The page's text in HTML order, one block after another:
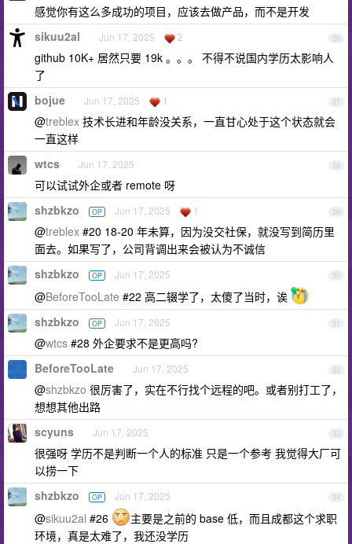
感觉你有这么多成功的项目，应该去做产品，而不是开发
26
sikuu2al Jun 17, 2025 2
github 10K+ 居然只要 19k 。。。 不得不说国内学历太影响人
了
27
bojue Jun 17, 2025 1
@treblex 技术长进和年龄没关系，一直甘心处于这个状态就会
一直这样
28
wtcs Jun 17, 2025
可以试试外企或者 remote 呀
29
shzbkzo OP Jun 17, 2025 1
@treblex #20 18-20 年未算，因为没交社保，就没写到简历里
面去。如果写了，公司背调出来会被认为不诚信
30
shzbkzo OP Jun 17, 2025
@BeforeTooLate #22 高二辍学了，太傻了当时，诶
31
shzbkzo OP Jun 17, 2025
@wtcs #28 外企要求不是更高吗?
32
BeforeTooLate Jun 17, 2025
@shzbkzo 很厉害了，实在不行找个远程的吧。或者别打工了，
想想其他出路
33
scyuns Jun 17, 2025
很强呀 学历不是判断一个人的标准 只是一个参考 我觉得大厂可
以捞一下
34
shzbkzo OP Jun 17, 2025
@sikuu2al #26
主要是之前的 base 低，而且成都这个求职
环境，真是太难了，我还没学历